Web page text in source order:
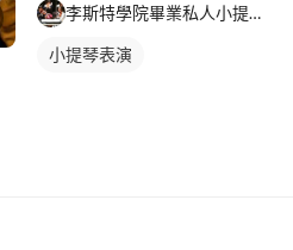
李斯特學院畢業私人小提琴老師
小提琴表演